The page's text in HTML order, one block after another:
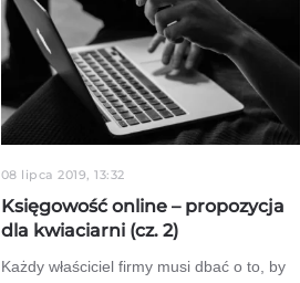
08 lipca 2019, 13:32
Księgowość online – propozycja
dla kwiaciarni (cz. 2)
Każdy właściciel firmy musi dbać o to, by